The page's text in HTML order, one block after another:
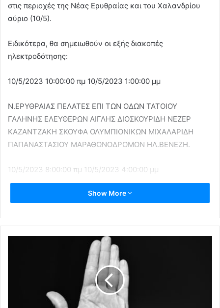
στις περιοχές της Νέας Ερυθραίας και του Χαλανδρίου
αύριο (10/5).
Ειδικότερα, θα σημειωθούν οι εξής διακοπές
ηλεκτροδότησης:
10/5/2023 10:00:00 πμ 10/5/2023 1:00:00 μμ
Ν.ΕΡΥΘΡΑΙΑΣ ΠΕΛΑΤΕΣ ΕΠΙ ΤΩΝ ΟΔΩΝ ΤΑΤΟΙΟΥ
ΓΑΛΗΝΗΣ ΕΛΕΥΘΕΡΩΝ ΑΙΓΛΗΣ ΔΙΟΣΚΟΥΡΙΔΗ ΝΕΖΕΡ
ΚΑΖΑΝΤΖΑΚΗ ΣΚΟΥΦΑ ΟΛΥΜΠΙΟΝΙΚΩΝ ΜΙΧΑΛΑΡΙΔΗ
ΠΑΠΑΝΑΣΤΑΣΙΟΥ ΜΑΡΑΘΩΝΟΔΡΟΜΩΝ ΗΛ.ΒΕΝΕΖΗ.
10/5/2023 8:00:00 πμ 10/5/2023 4:00:00 μμ
ΧΑΛΑΝΔΡΙΟΥ ΠΕΛΑΤΕΣ ΕΠΙ ΤΩΝ ΟΔΩΝ ΓΙΑΣΕΜΙΩΝ ΚΟΡΑΗ
δήμος Χαλανδρίου
διακοπή ρεύματος
Show More